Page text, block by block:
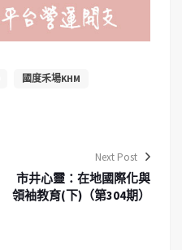
國度禾場KHM
Next Post
市井心靈：在地國際化與
領袖教育(下)（第304期）